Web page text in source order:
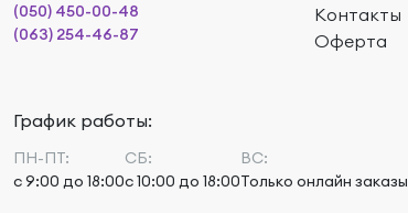
Контакты
Оферта
(050) 450-00-48
(063) 254-46-87
График работы:
ПН-ПТ:
с 9:00 до 18:00
СБ:
с 10:00 до 18:00
ВС:
Только онлайн заказы